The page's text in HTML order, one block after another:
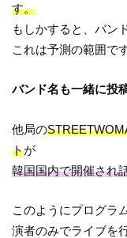
す。
もしかすると、バン
これは予測の範囲で
バンド名も一緒に投
他局の
トが
韓国国内で開催され
このようにプログラ
演者のみでライブを